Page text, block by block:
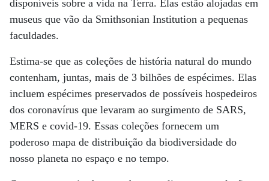
disponíveis sobre a vida na Terra. Elas estão alojadas em
museus que vão da Smithsonian Institution a pequenas
faculdades.
Estima-se que as coleções de história natural do mundo
contenham, juntas, mais de 3 bilhões de espécimes. Elas
incluem espécimes preservados de possíveis hospedeiros
dos coronavírus que levaram ao surgimento de SARS,
MERS e covid-19. Essas coleções fornecem um
poderoso mapa de distribuição da biodiversidade do
nosso planeta no espaço e no tempo.